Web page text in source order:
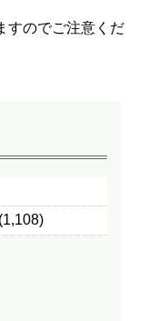
すのでご注意くだ
(1,108)